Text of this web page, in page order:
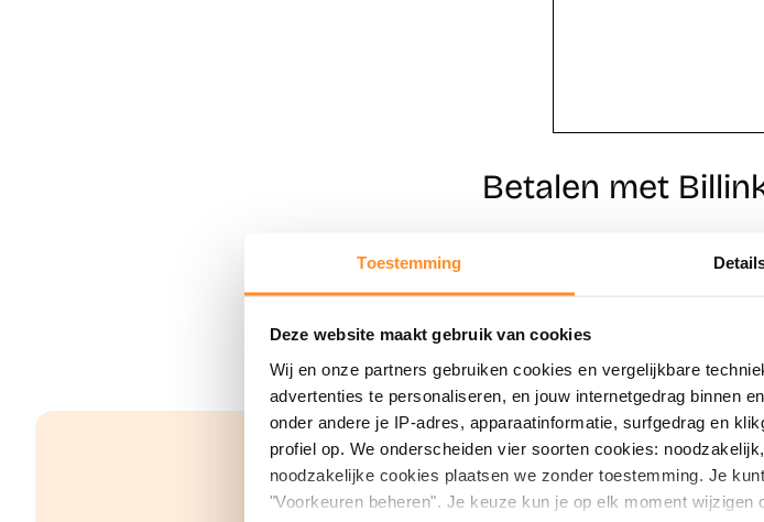
Toestemming
Deze website maakt gebruik van cookies
Wij en onze partners gebruiken cookies en vergelijkbare
advertenties te personaliseren, en jouw internetgedrag binnen
onder andere je IP-adres, apparaatinformatie, surfgedrag en
profiel op. We onderscheiden vier soorten cookies:
noodzakelijke cookies plaatsen we zonder toestemming. Je
"Voorkeuren beheren". Je keuze kun je op elk moment
Betalen met